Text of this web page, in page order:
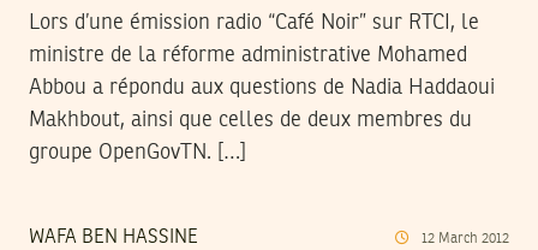
Lors d’une émission radio “Café Noir” sur RTCI, le
ministre de la réforme administrative Mohamed
Abbou a répondu aux questions de Nadia Haddaoui
Makhbout, ainsi que celles de deux membres du
groupe OpenGovTN. […]
WAFA BEN HASSINE 12 March 2012